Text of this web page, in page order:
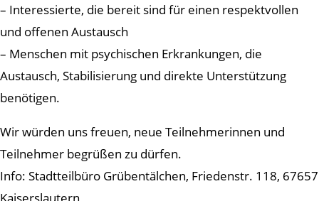
– Interessierte, die bereit sind für einen respektvollen
und offenen Austausch
– Menschen mit psychischen Erkrankungen, die
Austausch, Stabilisierung und direkte Unterstützung
benötigen.
Wir würden uns freuen, neue Teilnehmerinnen und
Teilnehmer begrüßen zu dürfen.
Info: Stadtteilbüro Grübentälchen, Friedenstr. 118, 67657
Kaiserslautern